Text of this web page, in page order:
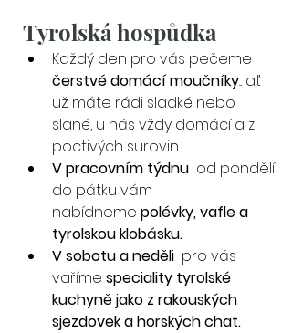
Tyrolská hospůdka
Každý den pro vás pečeme
čerstvé domácí moučníky... ať
už máte rádi sladké nebo
slané, u nás vždy domácí a z
poctivých surovin.
V pracovním týdnu od pondělí
do pátku vám
nabídneme polévky, vafle a
tyrolskou klobásku.
V sobotu a neděli pro vás
vaříme speciality tyrolské
kuchyně jako z rakouských
sjezdovek a horských chat.